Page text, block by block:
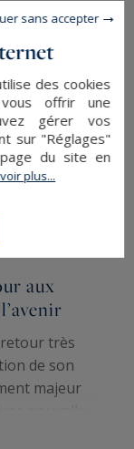
aux
retour très
de son
majeur
l’histoire
des cookies
offrir une
gérer vos
sur "Réglages"
du site en
plus...
sans accepter